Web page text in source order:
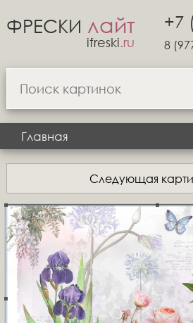
ФРЕСКИ лайт
ifreski.ru
+7
8
Главная
Следующая